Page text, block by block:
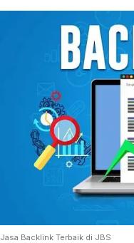
Jasa Backlink Terbaik di JBS